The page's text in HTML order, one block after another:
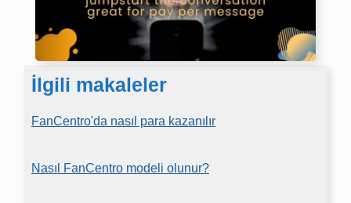
İlgili makaleler
FanCentro'da nasıl para kazanılır
Nasıl FanCentro modeli olunur?